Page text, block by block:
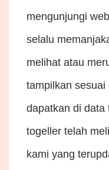
mengunjungi
selalu
melihat atau
tampilkan sesuai
dapatkan di data
togeller telah
kami yang